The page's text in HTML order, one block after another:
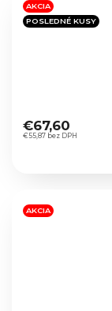
hviezdičiek.
AKCIA
POSLEDNÉ KUSY
hodnotenie
produktu
hviezdičiek.
€55,87 bez DPH
€67,60
AKCIA